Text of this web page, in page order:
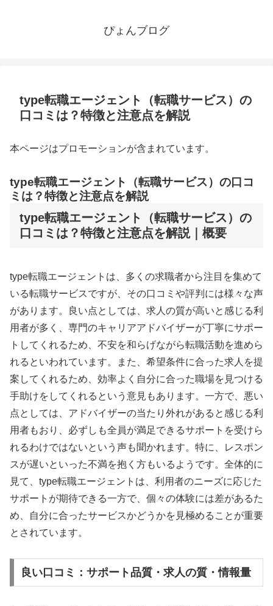
ぴょんブログ
type転職エージェント（転職サービス）の
口コミは？特徴と注意点を解説
本ページはプロモーションが含まれています。
type転職エージェント（転職サービス）の口コ
ミは？特徴と注意点を解説
type転職エージェント（転職サービス）の
口コミは？特徴と注意点を解説｜概要
type転職エージェントは、多くの求職者から注目を集めて
いる転職サービスですが、その口コミや評判には様々な声
があります。良い点としては、求人の質が高いと感じる利
用者が多く、専門のキャリアアドバイザーが丁寧にサポー
トしてくれるため、不安を和らげながら転職活動を進めら
れるといわれています。また、希望条件に合った求人を提
案してくれるため、効率よく自分に合った職場を見つける
手助けをしてくれるという意見もあります。一方で、悪い
点としては、アドバイザーの当たり外れがあると感じる利
用者もおり、必ずしも全員が満足できるサポートを受けら
れるわけではないという声も聞かれます。特に、レスポン
スが遅いといった不満を抱く方もいるようです。全体的に
見て、type転職エージェントは、利用者のニーズに応じた
サポートが期待できる一方で、個々の体験には差があるた
め、自分に合ったサービスかどうかを見極めることが重要
とされています。
良い口コミ：サポート品質・求人の質・情報量